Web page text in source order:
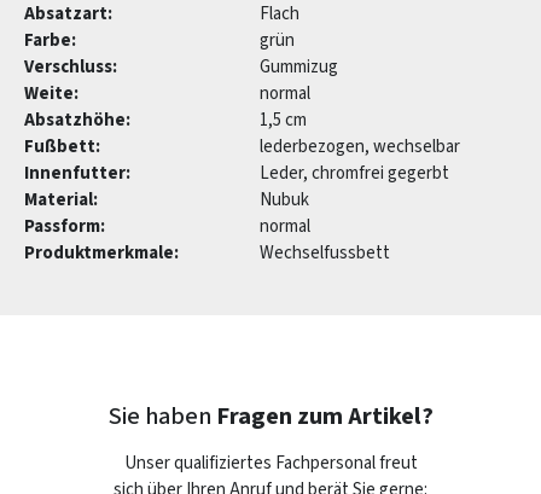
Absatzart:
Flach
Farbe:
grün
Verschluss:
Gummizug
Weite:
normal
Absatzhöhe:
1,5 cm
Fußbett:
lederbezogen, wechselbar
Innenfutter:
Leder, chromfrei gegerbt
Material:
Nubuk
Passform:
normal
Produktmerkmale:
Wechselfussbett
Sie haben Fragen zum Artikel?
Unser qualifiziertes Fachpersonal freut